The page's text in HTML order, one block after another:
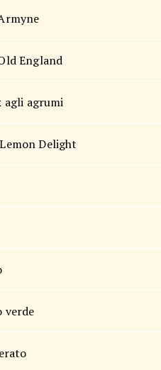
England
agli agrumi
Delight
verde